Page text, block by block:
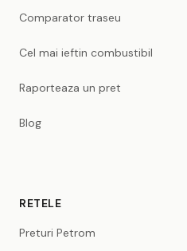
Comparator traseu
Cel mai ieftin combustibil
Raporteaza un pret
Blog
RETELE
Preturi Petrom